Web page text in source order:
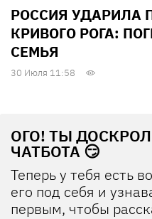
РОССИЯ УДАРИЛА
КРИВОГО РОГА:
СЕМЬЯ
30 Июля 11:58
ОГО! ТЫ
ЧАТБОТА 😏
Теперь у тебя есть
его под себя и
первым, чтобы